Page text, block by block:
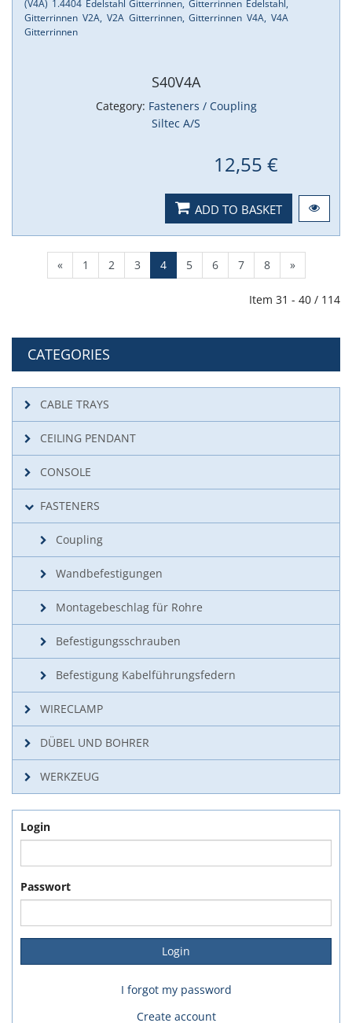
(V4A) 1.​4404 Edelstahl Gitterrinnen, Gitterrinnen Edelstahl,
Gitterrinnen V2A, V2A Gitterrinnen, Gitterrinnen V4A, V4A
Gitterrinnen
S40V4A
Category: Fasteners / Coupling
Siltec A/S
12,55 €
ADD TO BASKET
« 1 2 3 4 5 6 7 8 »
Item 31 - 40 / 114
CATEGORIES
CABLE TRAYS
CEILING PENDANT
CONSOLE
FASTENERS
Coupling
Wandbefestigungen
Montagebeschlag für Rohre
Befestigungsschrauben
Befestigung Kabelführungsfedern
WIRECLAMP
DÜBEL UND BOHRER
WERKZEUG
Login
Passwort
I forgot my password
Create account